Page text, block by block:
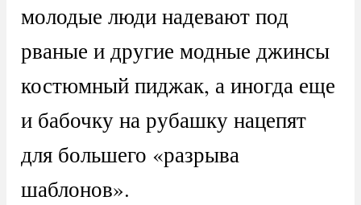
молодые люди надевают под
рваные и другие модные джинсы
костюмный пиджак, а иногда еще
и бабочку на рубашку нацепят
для большего «разрыва
шаблонов».